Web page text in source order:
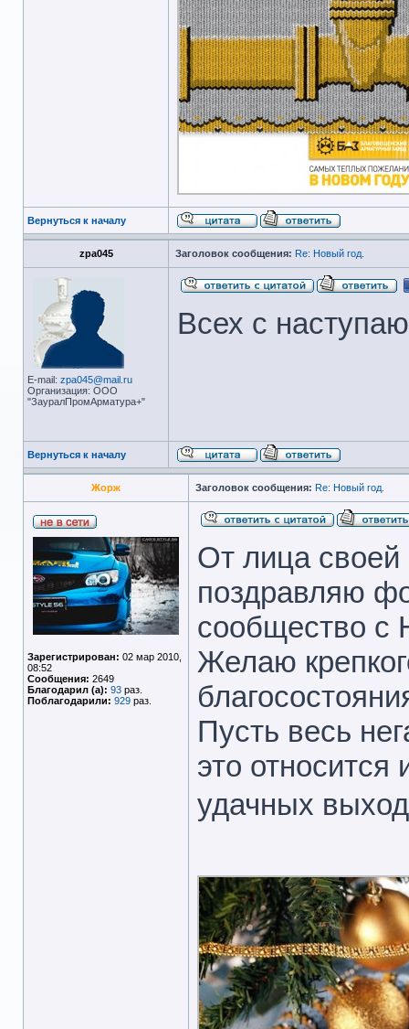
Вернуться к началу
zpa045 Заголовок сообщения: Re: Новый год.
E-mail: zpa045@mail.ru
Организация: ООО
"ЗауралПромАрматура+"
Всех с
Вернуться к началу
Жорж Заголовок сообщения: Re: Новый год.
Зарегистрирован: 02 мар 2010,
08:52
Сообщения: 2649
Благодарил (а): 93 раз.
Поблагодарили: 929 раз.
От лица
поздравляю
сообщество с
Желаю
Пусть весь
это
удачных